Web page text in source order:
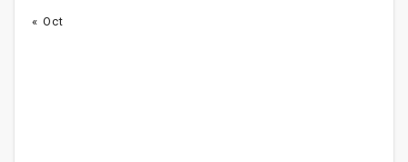
« Oct